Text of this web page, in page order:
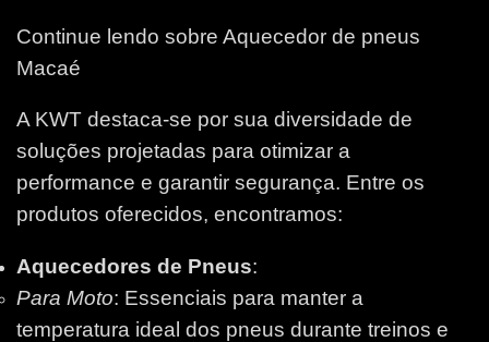
Continue lendo sobre Aquecedor de pneus
Macaé
A KWT destaca-se por sua diversidade de
soluções projetadas para otimizar a
performance e garantir segurança. Entre os
produtos oferecidos, encontramos:
Aquecedores de Pneus:
Para Moto: Essenciais para manter a
temperatura ideal dos pneus durante treinos e